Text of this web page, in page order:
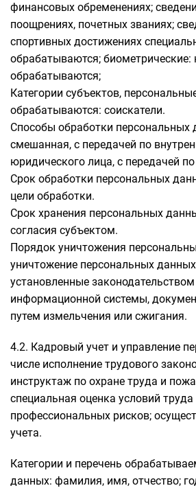
финансовых обременениях;
поощрениях, почетных званиях;
спортивных достижениях
обрабатываются; биометрические:
обрабатываются;
Категории субъектов,
обрабатываются: соискатели.
Способы обработки персональных
смешанная, с передачей по
юридического лица, с передачей по
Срок обработки персональных
цели обработки.
Срок хранения персональных
согласия субъектом.
Порядок уничтожения
уничтожение персональных
установленные
информационной системы,
путем измельчения или сжигания.
4.2. Кадровый учет и управление
числе исполнение трудового
инструктаж по охране труда и
специальная оценка условий труда
профессиональных рисков;
учета.
Категории и перечень
данных: фамилия, имя, отчество;